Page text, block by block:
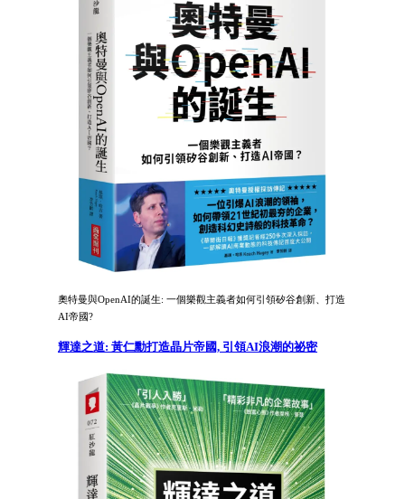
奧特曼與OpenAI的誕生: 一個樂觀主義者如何引領矽谷創新、打造
AI帝國?
輝達之道: 黃仁勳打造晶片帝國, 引領AI浪潮的祕密